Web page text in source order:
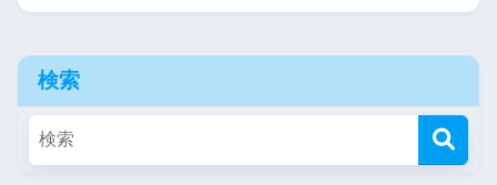
５００円P～Todestrieb～』
検索